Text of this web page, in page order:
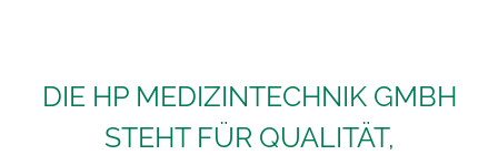
DIE HP MEDIZINTECHNIK GMBH
STEHT FÜR QUALITÄT,